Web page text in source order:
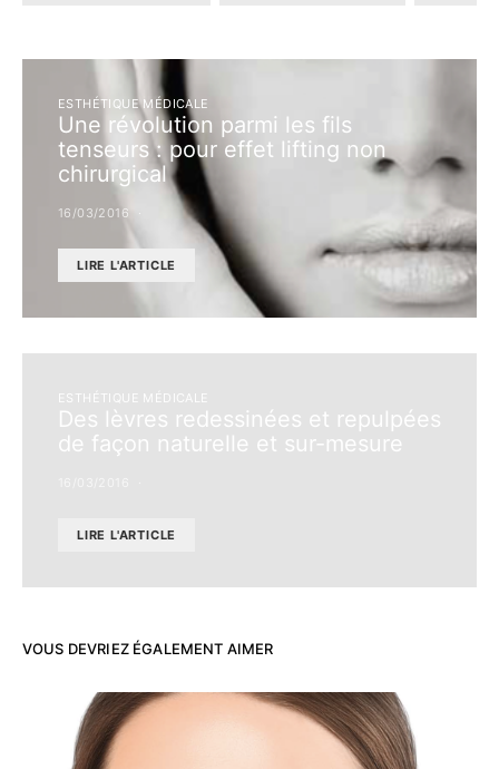
ESTHÉTIQUE MÉDICALE
Une révolution parmi les fils
tenseurs : pour effet lifting non
chirurgical
16/03/2016
LIRE L'ARTICLE
ESTHÉTIQUE MÉDICALE
Des lèvres redessinées et repulpées
de façon naturelle et sur-mesure
LIRE L'ARTICLE
VOUS DEVRIEZ ÉGALEMENT AIMER